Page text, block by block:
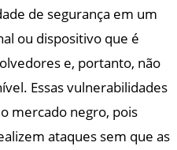
de segurança em um
ou dispositivo que é
e, portanto, não
Essas vulnerabilidades
mercado negro, pois
ataques sem que as